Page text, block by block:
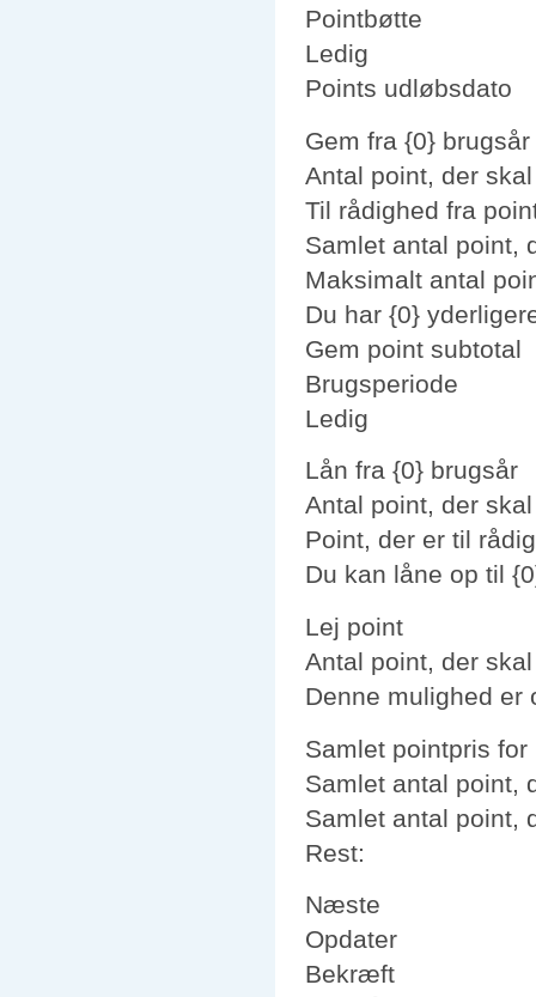
Pointbøtte
Ledig
Points udløbsdato
Gem fra {0} brugsår
Antal point, der
Til rådighed fra
Samlet antal point,
Maksimalt antal
Du har {0}
Gem point subtotal
Brugsperiode
Ledig
Lån fra {0} brugsår
Antal point, der
Point, der er til
Du kan låne op til
Lej point
Antal point, der
Denne mulighed er
Samlet pointpris
Samlet antal point,
Samlet antal point,
Rest:
Næste
Opdater
Bekræft